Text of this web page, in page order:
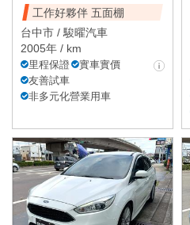
工作好夥伴 五面棚
台中市 / 駿曜汽車
2005年 / km
里程保證
實車實價
友善試車
非多元化營業用車